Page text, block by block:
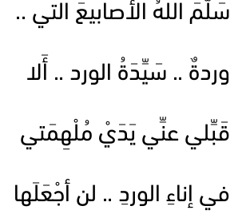
سَلَّمَ اللهُ الأصابيعَ التي ..
وردةٌ .. سَيِّدَةُ الورد .. أَلا
قَبِّلي عنِّي يَدَيْ مُلْهِمَتي
في إناءِ الوردِ .. لن أجْعَلَها